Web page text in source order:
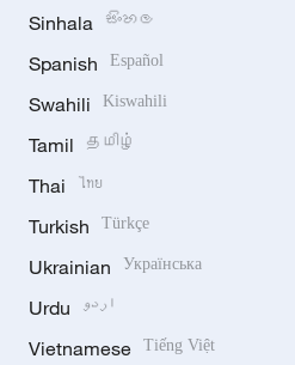
Sinhala සිංහල
Spanish Español
Swahili Kiswahili
Tamil தமிழ்
Thai ไทย
Turkish Türkçe
Ukrainian Українська
Urdu اردو
Vietnamese Tiếng Việt